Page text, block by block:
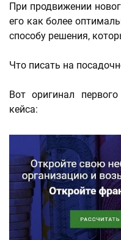
При продвижении
его как более
способу решения,
Что писать на
Вот оригинал
кейса: